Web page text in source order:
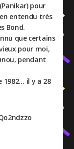
pour
entendu très
Bond.
que certains
pour moi,
pendant
1982… il y a 28